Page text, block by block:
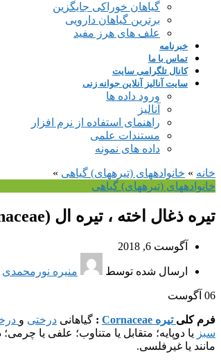
گیاهان خوراکی جایگزین
برترین گیاهان دارویی
علف های هرز مفید
خبرنامه
تماس با ما
کانال تلگرامی سایت
سایت آنالیز آنلاین جوانه زنی
ورود داده ها
آنالیز
راهنمای استفاده از نرم افزار
مستندات علمی
داده های نمونه
خانه » خانواده‎های (تیره‎های) گیاهی
»
خانواده‎های (تیره‎های) گیاهی
تیره ذغال اخته ، تیره ال (Cornaceae)
آگوست 6, 2018
ارسال شده توسط منیره نورمحمدی
06 آگوست
فرم کلی تیره Cornaceae : گیاهانی درختی و
سبز یا دوپایه؛ متقابل یا متناوب؛ علفی یا
مانند یا غیرفلسی.